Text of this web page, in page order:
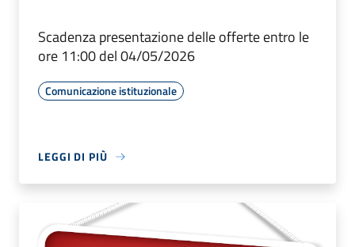
Scadenza presentazione delle offerte entro le
ore 11:00 del 04/05/2026
Comunicazione istituzionale
LEGGI DI PIÙ